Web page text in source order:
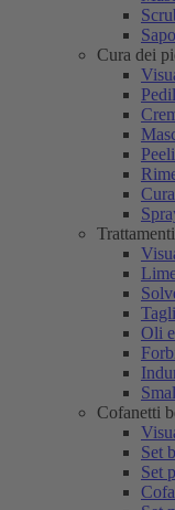
Cura dei
Oli
Cofanetti
Set
Set